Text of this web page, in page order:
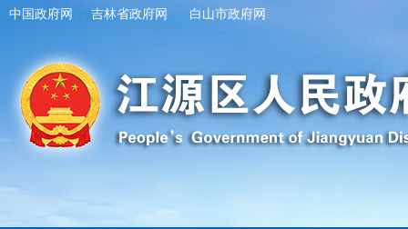
中国政府网 吉林省政府网 白山市政府网